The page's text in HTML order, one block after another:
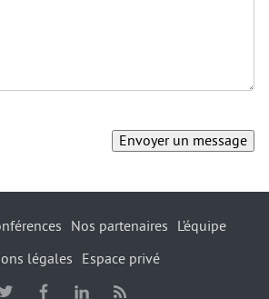
Nos partenaires
L’équipe
légales
Espace privé